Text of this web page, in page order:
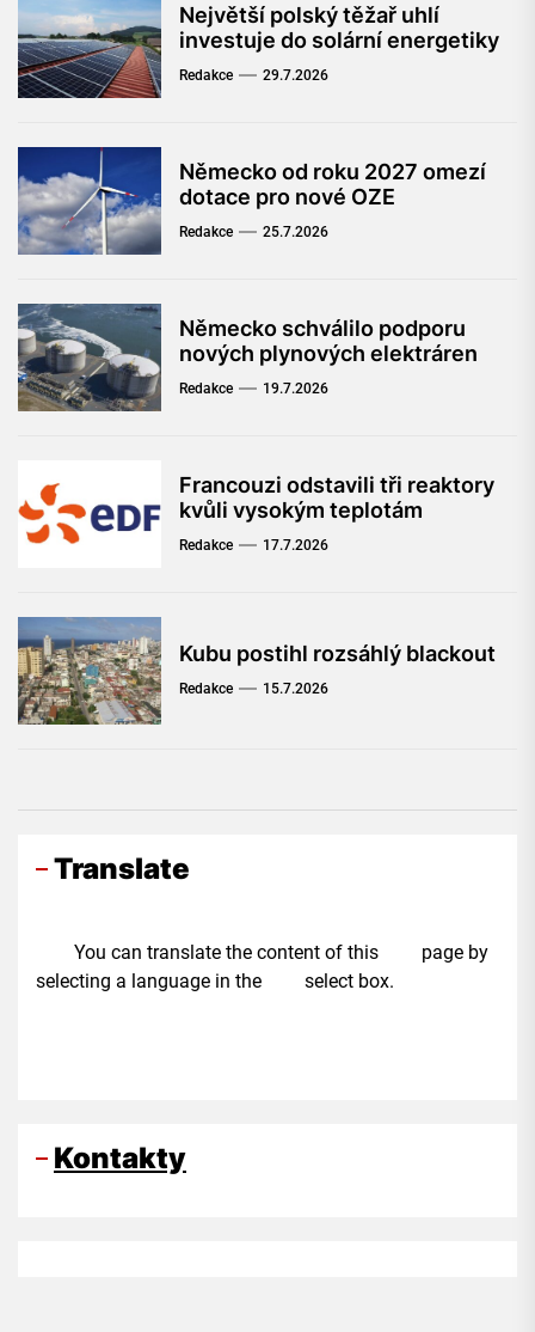
Největší polský těžař uhlí
investuje do solární energetiky
Redakce 29.7.2026
Německo od roku 2027 omezí
dotace pro nové OZE
Redakce 25.7.2026
Německo schválilo podporu
nových plynových elektráren
Redakce 19.7.2026
Francouzi odstavili tři reaktory
kvůli vysokým teplotám
Redakce 17.7.2026
Kubu postihl rozsáhlý blackout
Redakce 15.7.2026
Translate
You can translate the content of this page by
selecting a language in the select box.
Kontakty